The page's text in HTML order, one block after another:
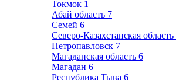
Токмок 1
Абай область 7
Семей 6
Северо-Казахстанская область
Петропавловск 7
Магаданская область 6
Магадан 6
Республика Тыва 6